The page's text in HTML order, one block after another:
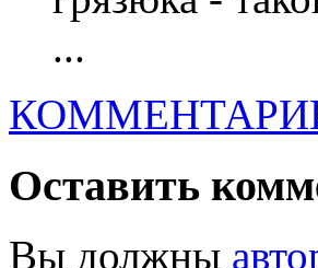
...
Оставить
Вы должны